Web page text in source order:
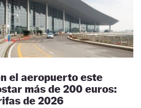
el aeropuerto este
más de 200 euros:
de 2026